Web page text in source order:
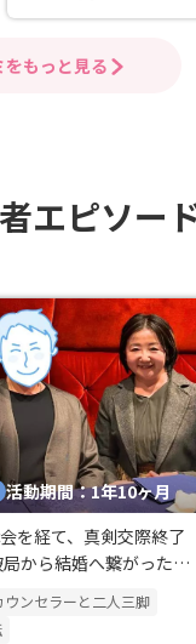
れ、今のパートナー
く、入会当初は須藤
だき、さっそく作って
喜びでした。 ありが
をもっと見る
エピソー
活動期間：1年10ヶ月
を経て、真剣交際終了
から結婚へ繋がった奇
～
ウンセラーと二人三脚